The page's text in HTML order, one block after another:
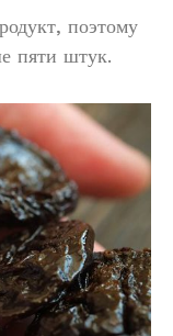
поэтому
пяти штук.